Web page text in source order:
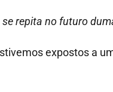
repita no futuro
expostos a